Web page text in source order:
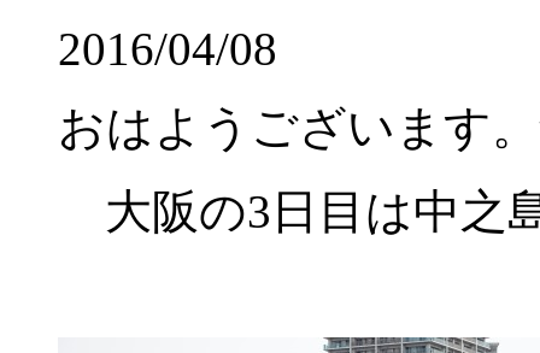
2016/04/08
おはようございます
大阪の3日目は中之